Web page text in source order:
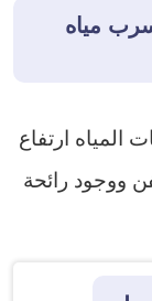
مياه
المياه ارتفاع
ووجود رائحة